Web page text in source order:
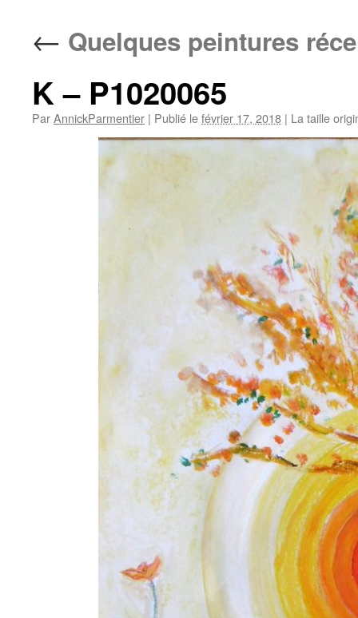
← Quelques peintures
K – P1020065
ParAnnickParmentier | Publié lefévrier 17, 2018 | La taille